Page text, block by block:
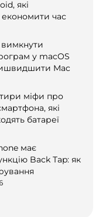
які
час
у macOS
Mac
міфи про
які
батареї
має
Back Tap: як